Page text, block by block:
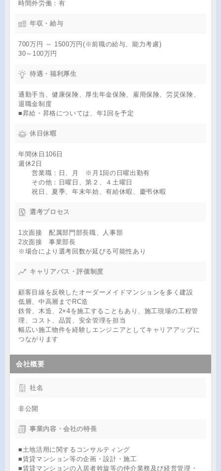
時間外労働：有
年収・給与
700万円 ～ 1500万円(※前職の給与、能力考慮)
30～100万円
待遇・福利厚生
通勤手当、健康保険、厚生年金保険、雇用保険、労災保険、
退職金制度
■昇給・昇格については、年1回を予定
休日休暇
年間休日106日
週休2日
営業職：日、月 ※月1回の日曜出勤有
その他：日曜日、第２、４土曜日
祝日、夏季、年末年始、有給休暇、慶弔休暇
選考プロセス
1次面接 配属部門部長職、人事部
2次面接 事業部長
※場合により選考回数が延びる可能性あり
キャリアパス・評価制度
顧客目線を反映したオーダーメイドマンションを多く建設
低層、中高層までRC造
鉄骨、木造、2×4を施工することもあり、施工現場の工程管
理、コスト、品質、安全管理を担当
幅広い施工物件を経験しエンジニアとしてキャリアアップに
つながります
会社概要
社名
非公開
事業内容・会社の特長
■土地活用に関するコンサルティング
■賃貸マンション等の企画・設計・施工
■賃貸マンションの入居者斡旋等の仲介業務及び経営管理・